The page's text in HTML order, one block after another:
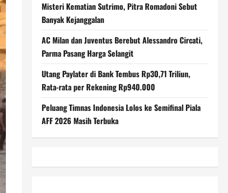
Misteri Kematian Sutrimo, Pitra Romadoni Sebut
Banyak Kejanggalan
AC Milan dan Juventus Berebut Alessandro Circati,
Parma Pasang Harga Selangit
Utang Paylater di Bank Tembus Rp30,71 Triliun,
Rata-rata per Rekening Rp940.000
Peluang Timnas Indonesia Lolos ke Semifinal Piala
AFF 2026 Masih Terbuka